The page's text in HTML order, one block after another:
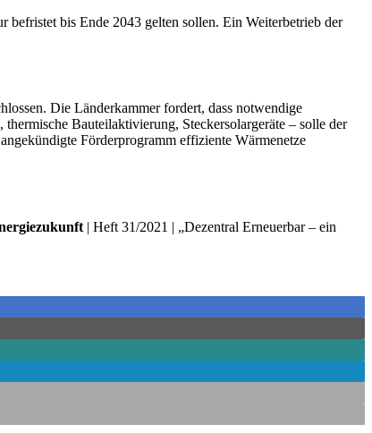
bis Ende 2043 gelten sollen. Ein Weiterbetrieb der
Die Länderkammer fordert, dass notwendige
Bauteilaktivierung, Steckersolargeräte – solle der
Förderprogramm effiziente Wärmenetze
| Heft 31/2021 | „Dezentral Erneuerbar – ein